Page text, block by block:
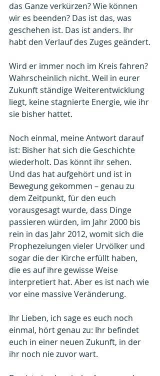
das Ganze verkürzen? Wie können
wir es beenden? Das ist das, was
geschehen ist. Das ist anders. Ihr
habt den Verlauf des Zuges geändert.
Wird er immer noch im Kreis fahren?
Wahrscheinlich nicht. Weil in eurer
Zukunft ständige Weiterentwicklung
liegt, keine stagnierte Energie, wie ihr
sie bisher hattet.
Noch einmal, meine Antwort darauf
ist: Bisher hat sich die Geschichte
wiederholt. Das könnt ihr sehen.
Und das hat aufgehört und ist in
Bewegung gekommen – genau zu
dem Zeitpunkt, für den euch
vorausgesagt wurde, dass Dinge
passieren würden, im Jahr 2000 bis
rein in das Jahr 2012, womit sich die
Prophezeiungen vieler Urvölker und
sogar die der Kirche erfüllt haben,
die es auf ihre gewisse Weise
interpretiert hat. Aber es ist nach wie
vor eine massive Veränderung.
Ihr Lieben, ich sage es euch noch
einmal, hört genau zu: Ihr befindet
euch in einer neuen Zukunft, in der
ihr noch nie zuvor wart.